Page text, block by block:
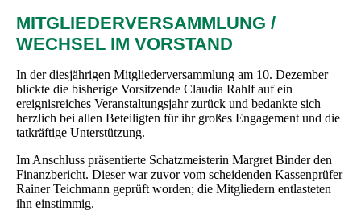
MITGLIEDERVERSAMMLUNG /
WECHSEL IM VORSTAND
In der diesjährigen Mitgliederversammlung am 10. Dezember
blickte die bisherige Vorsitzende Claudia Rahlf auf ein
ereignisreiches Veranstaltungsjahr zurück und bedankte sich
herzlich bei allen Beteiligten für ihr großes Engagement und die
tatkräftige Unterstützung.
Im Anschluss präsentierte Schatzmeisterin Margret Binder den
Finanzbericht. Dieser war zuvor vom scheidenden Kassenprüfer
Rainer Teichmann geprüft worden; die Mitgliedern entlasteten
ihn einstimmig.